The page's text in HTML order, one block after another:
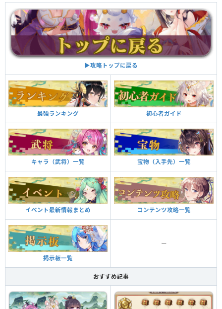
▶︎攻略トップに戻る
最強ランキング 初心者ガイド
キャラ（武将）一覧 宝物（入手先）一覧
イベント最新情報まとめ コンテンツ攻略一覧
掲示板一覧
ー
おすすめ記事